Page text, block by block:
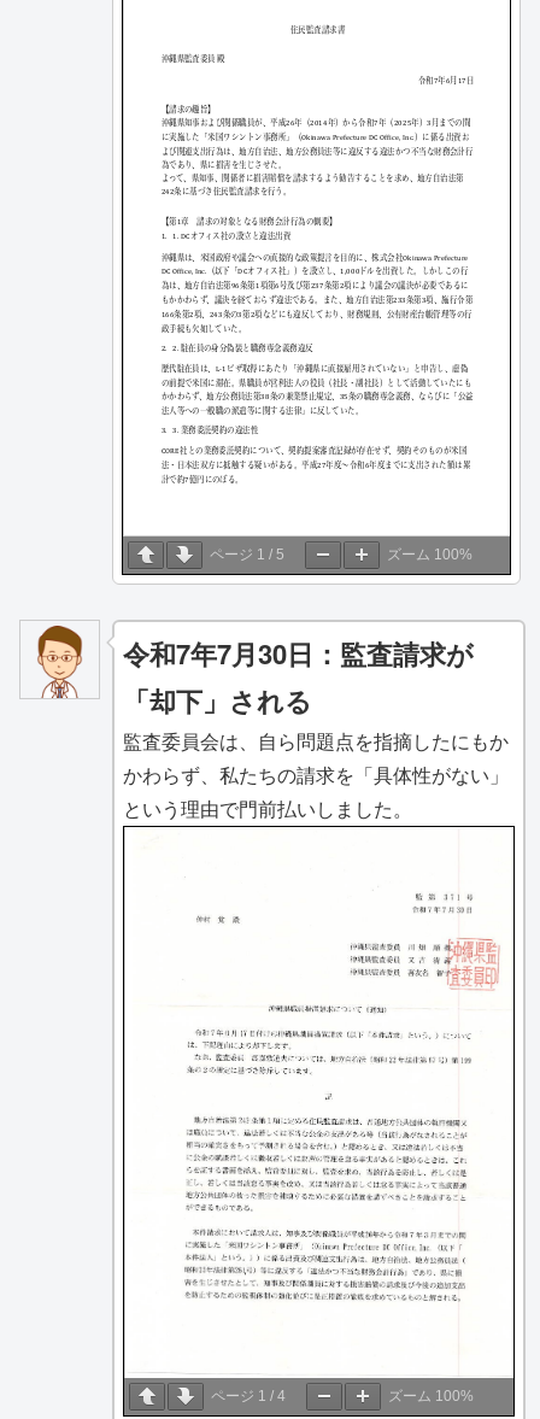
ページ 1 / 5 ズーム 100%
令和7年7月30日：監査請求が
「却下」される
監査委員会は、自ら問題点を指摘したにもか
かわらず、私たちの請求を「具体性がない」
という理由で門前払いしました。
ページ 1 / 4 ズーム 100%